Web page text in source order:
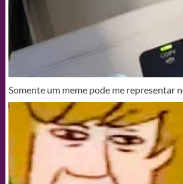
Somente um meme pode me representar